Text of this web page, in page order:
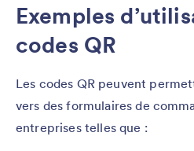
Exemples
codes QR
Les codes QR peuvent
vers des formulaires de
entreprises telles que :